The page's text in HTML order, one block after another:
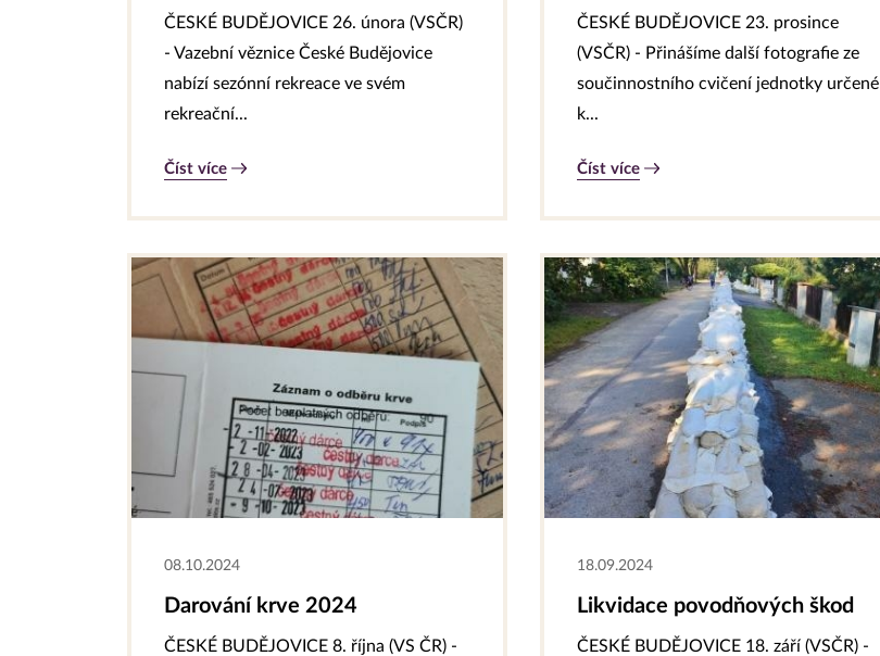
ČESKÉ BUDĚJOVICE 26. února (VSČR)
- Vazební věznice České Budějovice
nabízí sezónní rekreace ve svém
rekreační...
Číst více
ČESKÉ BUDĚJOVICE 23. prosince
(VSČR) - Přinášíme další fotografie ze
součinnostního cvičení jednotky určené
k...
Číst více
08.10.2024
Darování krve 2024
ČESKÉ BUDĚJOVICE 8. října (VS ČR) -
18.09.2024
Likvidace povodňových škod
ČESKÉ BUDĚJOVICE 18. září (VSČR) -